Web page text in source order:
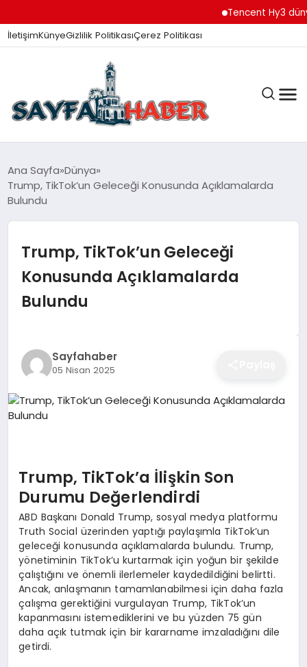
Tencent Hy3 dünya
İletişimKünyeGizlilik PolitikasıÇerez Politikası
ANA SAYFA
GÜNDEM
İZMIR HABERLERI
EKONOMI
SAĞLIK
SPOR
YAŞAM
DIĞER
Ana Sayfa Dünya
Trump, TikTok’un Geleceği Konusunda Açıklamalarda
Bulundu
Trump, TikTok’un Geleceği
Konusunda Açıklamalarda
Bulundu
Sayfahaber
05 Nisan 2025
Trump, TikTok’a İlişkin Son
Durumu Değerlendirdi
ABD Başkanı Donald Trump, sosyal medya platformu
Truth Social üzerinden yaptığı paylaşımla TikTok’un
geleceği konusunda açıklamalarda bulundu. Trump,
yönetiminin TikTok’u kurtarmak için yoğun bir şekilde
çalıştığını ve önemli ilerlemeler kaydedildiğini belirtti.
Ancak, anlaşmanın tamamlanabilmesi için daha fazla
çalışma gerektiğini vurgulayan Trump, TikTok’un
kapanmasını istemediklerini ve bu yüzden 75 gün
daha açık tutmak için bir kararname imzaladığını dile
getirdi.